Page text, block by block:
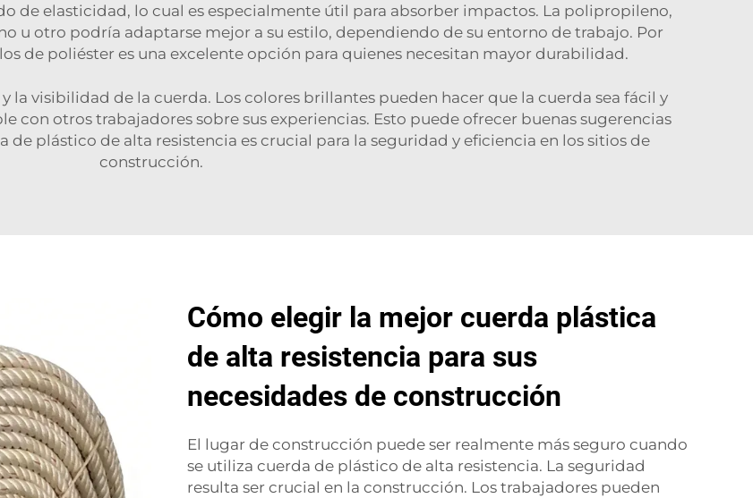
de elasticidad, lo cual es especialmente útil para absorber impactos. La polipropileno,
u otro podría adaptarse mejor a su estilo, dependiendo de su entorno de trabajo. Por
de poliésteres una excelente opción para quienes necesitan mayor durabilidad.
la visibilidad de la cuerda. Los colores brillantes pueden hacer que la cuerda sea fácil y
con otros trabajadores sobre sus experiencias. Esto puede ofrecer buenas sugerencias
plástico de alta resistencia es crucial para la seguridad y eficiencia en los sitios de
construcción.
Cómo elegir la mejor cuerda plástica
de alta resistencia para sus
necesidades de construcción
El lugar de construcción puede ser realmente más seguro cuando
se utiliza cuerda de plástico de alta resistencia. La seguridad
resulta ser crucial en la construcción. Los trabajadores pueden